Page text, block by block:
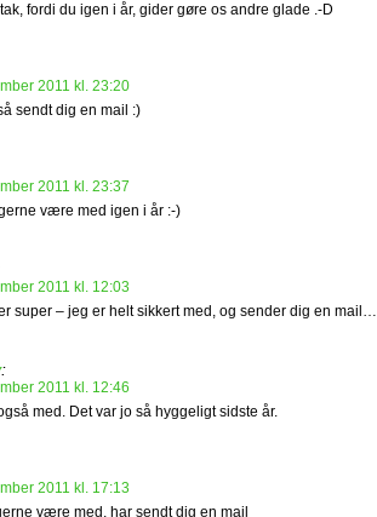
fordi du igen i år, gider gøre os andre glade .-D
2011 kl. 23:20
sendt dig en mail :)
2011 kl. 23:37
være med igen i år :-)
2011 kl. 12:03
super – jeg er helt sikkert med, og sender dig en mail…
:
2011 kl. 12:46
med. Det var jo så hyggeligt sidste år.
2011 kl. 17:13
være med, har sendt dig en mail